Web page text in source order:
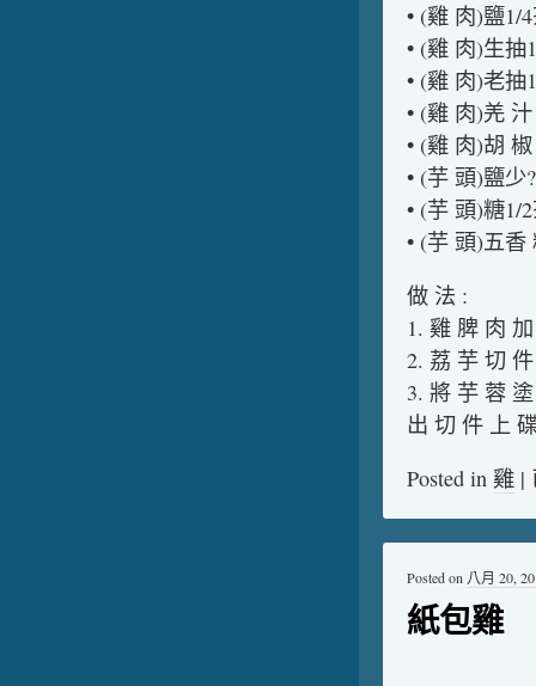
• (雞 肉)鹽1/
• (雞 肉)生抽
• (雞 肉)老抽
• (雞 肉)羌
• (雞 肉)胡
• (芋 頭)鹽少?
• (芋 頭)糖1/
• (芋 頭)五香
做 法 :
1. 雞 脾 肉
2. 荔 芋 切
3. 將 芋 蓉
出 切 件 上
Posted in 雞 |
紙包雞
Posted on 八月 20,